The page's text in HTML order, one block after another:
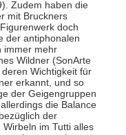
Zudem haben die
mit Bruckners
doch
der antiphonalen
immer mehr
Wildner (SonArte
Wichtigkeit für
erkannt, und so
der Geigengruppen
die Balance
der
im Tutti alles